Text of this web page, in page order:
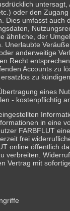
untersagt,
oder den
Dies umfasst auch
ähnliche, der
Unerlaubte
anderweitige
Recht
Accounts zu
zu
eines
- kostenpflichtig
in eine
FARBFLUT
frei
online öffentlich
verbreiten.
Vertrag mit